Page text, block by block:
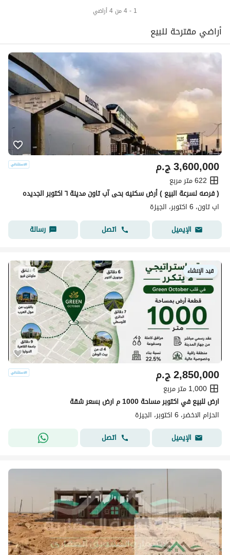
1 - 4 من 4 أراضي
أراضي مقترحة للبيع
ج.م3,600,000
622 متر مربع
( فرصه لسرعة البيع ) أرض سكنيه بحى آب تاون مدينة ٦ اكتوبر الجديده
اب تاون، 6 اكتوبر، الجيزة
الإيميل
اتصل رسالة
قيد الإنشاء
ج.م2,850,000
1,000 متر مربع
ارض للبيع في اكتوبر مساحة 1000 م ارض بسعر شقة
الحزام الاخضر، 6 اكتوبر، الجيزة
الإيميل
اتصل